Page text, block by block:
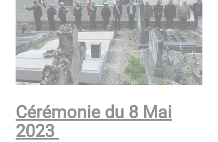
Cérémonie du 8 Mai
2023